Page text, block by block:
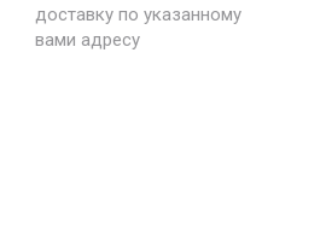
доставку по указанному
вами адресу